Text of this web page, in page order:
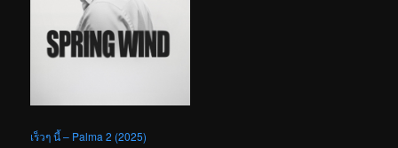
เร็วๆ นี้ – Palma 2 (2025)